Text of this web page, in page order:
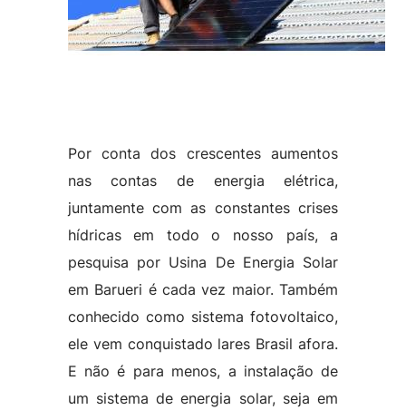
Por conta dos crescentes aumentos
nas contas de energia elétrica,
juntamente com as constantes crises
hídricas em todo o nosso país, a
pesquisa por Usina De Energia Solar
em Barueri é cada vez maior. Também
conhecido como sistema fotovoltaico,
ele vem conquistado lares Brasil afora.
E não é para menos, a instalação de
um sistema de energia solar, seja em